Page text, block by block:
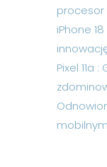
procesor
iPhone
Pixel 11a
mobilnym